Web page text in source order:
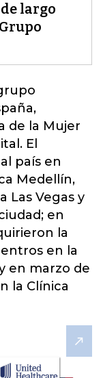
largo
de la Mujer
El
país en
Medellín,
Las Vegas y
en
la
en la
en marzo de
la Clínica